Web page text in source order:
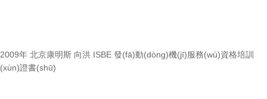
2009年 北京康明斯 向洪 ISBE 發(fā)動(dòng)機(jī)服務(wù)資格培訓
(xùn)證書(shū)